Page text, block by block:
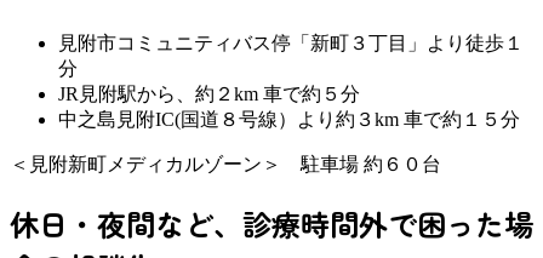
見附市コミュニティバス停「新町３丁目」より徒歩１
分
JR見附駅から、約２km 車で約５分
中之島見附IC(国道８号線）より約３km 車で約１５分
＜見附新町メディカルゾーン＞ 駐車場 約６０台
休日・夜間など、診療時間外で困った場